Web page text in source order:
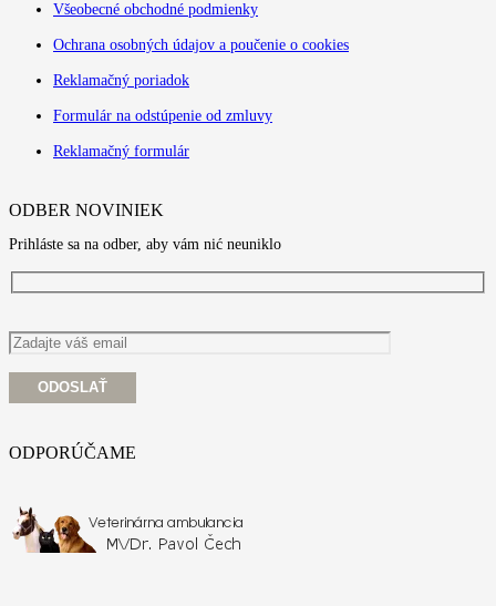
Všeobecné obchodné podmienky
Ochrana osobných údajov a poučenie o cookies
Reklamačný poriadok
Formulár na odstúpenie od zmluvy
Reklamačný formulár
ODBER NOVINIEK
Prihláste sa na odber, aby vám nić neuniklo
ODPORÚČAME